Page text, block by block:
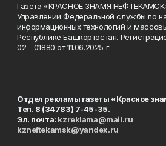
Газета «КРАСНОЕ ЗНАМЯ
Управлении Федеральной службы по
информационных технологий и
Республике Башкортостан.
02 - 01880 от 11.06.2025 г.
Отдел рекламы газеты «Красное
Тел. 8 (34783) 7-45-35.
Эл. почта: kzreklama@mail.ru
kzneftekamsk@yandex.ru